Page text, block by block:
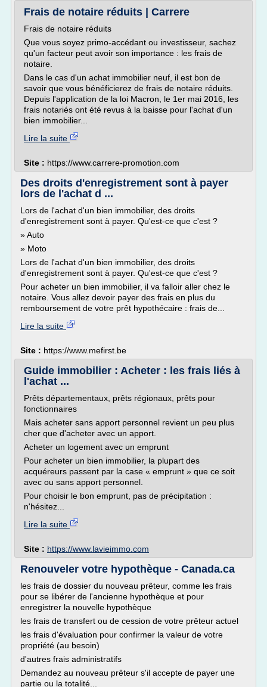
Frais de notaire réduits | Carrere
Frais de notaire réduits
Que vous soyez primo-accédant ou investisseur, sachez
qu'un facteur peut avoir son importance : les frais de
notaire.
Dans le cas d'un achat immobilier neuf, il est bon de
savoir que vous bénéficierez de frais de notaire réduits.
Depuis l'application de la loi Macron, le 1er mai 2016, les
frais notariés ont été revus à la baisse pour l'achat d'un
bien immobilier...
Lire la suite
Site : https://www.carrere-promotion.com
Des droits d'enregistrement sont à payer
lors de l'achat d ...
Lors de l'achat d'un bien immobilier, des droits
d'enregistrement sont à payer. Qu'est-ce que c'est ?
» Auto
» Moto
Lors de l'achat d'un bien immobilier, des droits
d'enregistrement sont à payer. Qu'est-ce que c'est ?
Pour acheter un bien immobilier, il va falloir aller chez le
notaire. Vous allez devoir payer des frais en plus du
remboursement de votre prêt hypothécaire : frais de...
Lire la suite
Site : https://www.mefirst.be
Guide immobilier : Acheter : les frais liés à
l'achat ...
Prêts départementaux, prêts régionaux, prêts pour
fonctionnaires
Mais acheter sans apport personnel revient un peu plus
cher que d'acheter avec un apport.
Acheter un logement avec un emprunt
Pour acheter un bien immobilier, la plupart des
acquéreurs passent par la case « emprunt » que ce soit
avec ou sans apport personnel.
Pour choisir le bon emprunt, pas de précipitation :
n'hésitez...
Lire la suite
Site : https://www.lavieimmo.com
Renouveler votre hypothèque - Canada.ca
les frais de dossier du nouveau prêteur, comme les frais
pour se libérer de l'ancienne hypothèque et pour
enregistrer la nouvelle hypothèque
les frais de transfert ou de cession de votre prêteur actuel
les frais d'évaluation pour confirmer la valeur de votre
propriété (au besoin)
d'autres frais administratifs
Demandez au nouveau prêteur s'il accepte de payer une
partie ou la totalité...